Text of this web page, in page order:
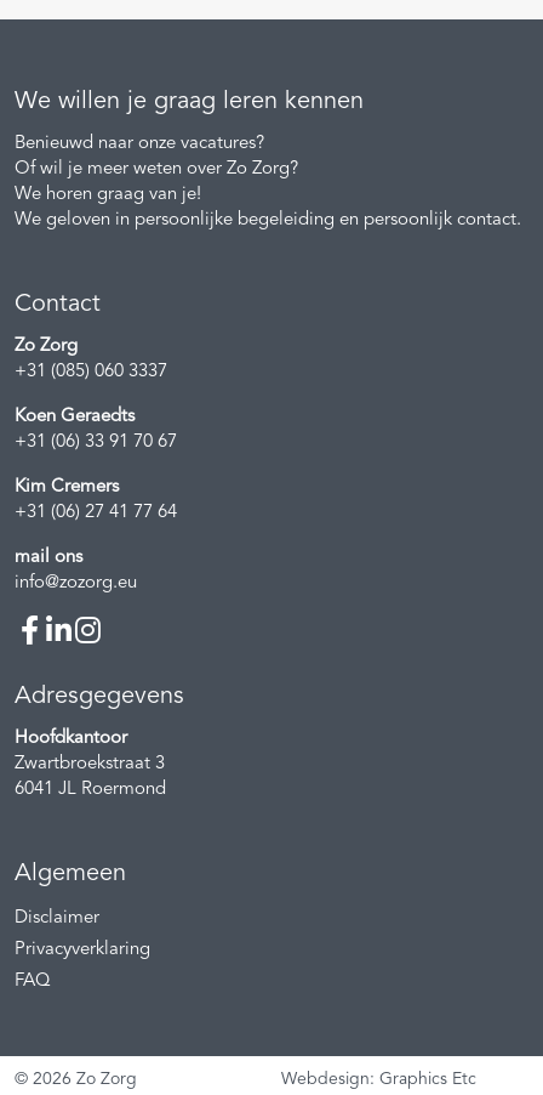
We willen je graag leren kennen
Benieuwd naar onze vacatures?
Of wil je meer weten over Zo Zorg?
We horen graag van je!
We geloven in persoonlijke begeleiding en persoonlijk contact.
Contact
Zo Zorg
+31 (085) 060 3337
Koen Geraedts
+31 (06) 33 91 70 67
Kim Cremers
+31 (06) 27 41 77 64
mail ons
info@zozorg.eu
Adresgegevens
Hoofdkantoor
Zwartbroekstraat 3
6041 JL Roermond
Algemeen
Disclaimer
Privacyverklaring
FAQ
© 2026 Zo Zorg Webdesign: Graphics Etc